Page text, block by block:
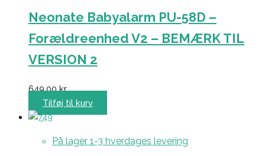
Neonate Babyalarm PU-58D –
Forældreenhed V2 – BEMÆRK TIL
VERSION 2
649,00kr.
Tilføj til kurv
På lager 1-3 hverdages levering